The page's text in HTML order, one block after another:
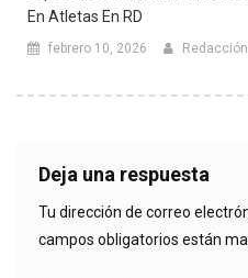
En Atletas En RD
febrero 10, 2026
Deja una respuesta
Tu dirección de correo
campos obligatorios están